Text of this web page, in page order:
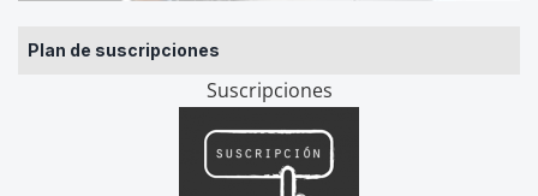
Plan de suscripciones
Suscripciones